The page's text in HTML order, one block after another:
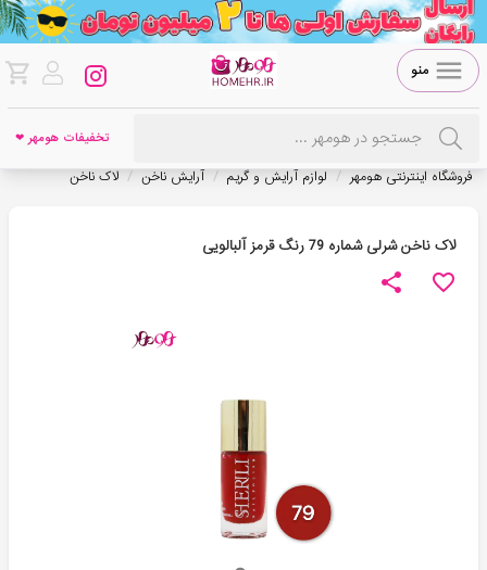
منو
تخفیفات هومهر ❤
فروشگاه اینترنتی هومهر / لوازم آرایش و گریم / آرایش ناخن / لاک ناخن
لاک ناخن شرلی شماره 79 رنگ قرمز آلبالویی